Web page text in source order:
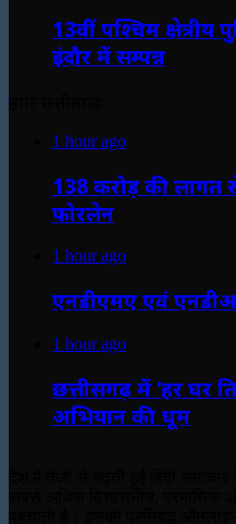
13वीं पश्चिम
इंदौर में सम्पन्न
1 hour ago
138 करोड़ की लागत
फोरलेन
1 hour ago
एनडीएमए एवं
1 hour ago
छत्तीसगढ़ में ‘हर घर
अभियान की धूम